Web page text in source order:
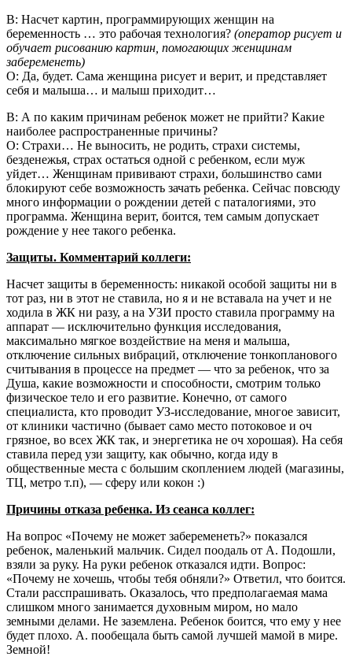
В: Насчет картин, программирующих женщин на
беременность … это рабочая технология? (оператор рисует и
обучает рисованию картин, помогающих женщинам
забеременеть)
О: Да, будет. Сама женщина рисует и верит, и представляет
себя и малыша… и малыш приходит…
В: А по каким причинам ребенок может не прийти? Какие
наиболее распространенные причины?
О: Страхи… Не выносить, не родить, страхи системы,
безденежья, страх остаться одной с ребенком, если муж
уйдет… Женщинам прививают страхи, большинство сами
блокируют себе возможность зачать ребенка. Сейчас повсюду
много информации о рождении детей с паталогиями, это
программа. Женщина верит, боится, тем самым допускает
рождение у нее такого ребенка.
Защиты. Комментарий коллеги:
Насчет защиты в беременность: никакой особой защиты ни в
тот раз, ни в этот не ставила, но я и не вставала на учет и не
ходила в ЖК ни разу, а на УЗИ просто ставила программу на
аппарат — исключительно функция исследования,
максимально мягкое воздействие на меня и малыша,
отключение сильных вибраций, отключение тонкопланового
считывания в процессе на предмет — что за ребенок, что за
Душа, какие возможности и способности, смотрим только
физическое тело и его развитие. Конечно, от самого
специалиста, кто проводит УЗ-исследование, многое зависит,
от клиники частично (бывает само место потоковое и оч
грязное, во всех ЖК так, и энергетика не оч хорошая). На себя
ставила перед узи защиту, как обычно, когда иду в
общественные места с большим скоплением людей (магазины,
ТЦ, метро т.п), — сферу или кокон :)
Причины отказа ребенка. Из сеанса коллег:
На вопрос «Почему не может забеременеть?» показался
ребенок, маленький мальчик. Сидел поодаль от А. Подошли,
взяли за руку. На руки ребенок отказался идти. Вопрос:
«Почему не хочешь, чтобы тебя обняли?» Ответил, что боится.
Стали расспрашивать. Оказалось, что предполагаемая мама
слишком много занимается духовным миром, но мало
земными делами. Не заземлена. Ребенок боится, что ему у нее
будет плохо. А. пообещала быть самой лучшей мамой в мире.
Земной!